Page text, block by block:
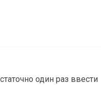
один раз ввести